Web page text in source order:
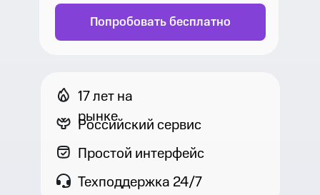
Попробовать бесплатно
17 лет на
рынке
Российский сервис
Простой интерфейс
Техподдержка 24/7